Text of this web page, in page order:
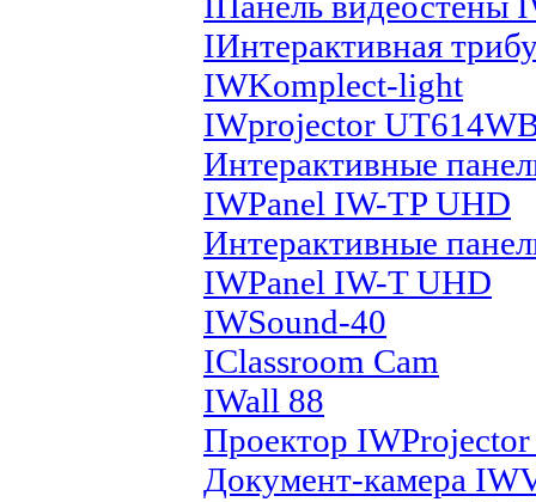
IИнтерактивная
IWKomplect-light
IWprojector
Интерактивные
IWPanel IW-TP UHD
Интерактивные
IWPanel IW-T UHD
IWSound-40
IClassroom Cam
IWall 88
Проектор
Документ-камера